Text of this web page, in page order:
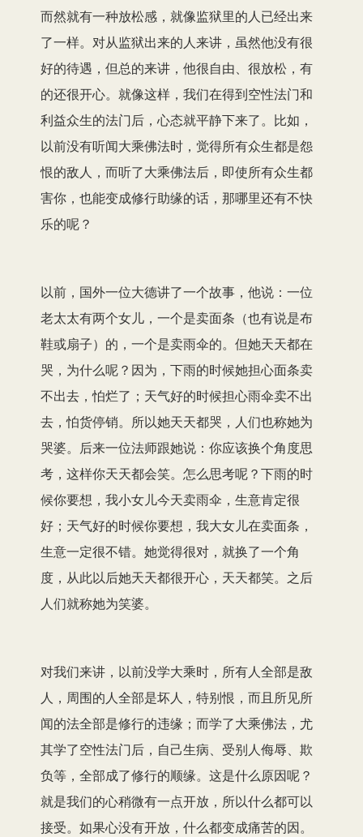
而然就有一种放松感，就像监狱里的人已经出来
了一样。对从监狱出来的人来讲，虽然他没有很
好的待遇，但总的来讲，他很自由、很放松，有
的还很开心。就像这样，我们在得到空性法门和
利益众生的法门后，心态就平静下来了。比如，
以前没有听闻大乘佛法时，觉得所有众生都是怨
恨的敌人，而听了大乘佛法后，即使所有众生都
害你，也能变成修行助缘的话，那哪里还有不快
乐的呢？
以前，国外一位大德讲了一个故事，他说：一位
老太太有两个女儿，一个是卖面条（也有说是布
鞋或扇子）的，一个是卖雨伞的。但她天天都在
哭，为什么呢？因为，下雨的时候她担心面条卖
不出去，怕烂了；天气好的时候担心雨伞卖不出
去，怕货停销。所以她天天都哭，人们也称她为
哭婆。后来一位法师跟她说：你应该换个角度思
考，这样你天天都会笑。怎么思考呢？下雨的时
候你要想，我小女儿今天卖雨伞，生意肯定很
好；天气好的时候你要想，我大女儿在卖面条，
生意一定很不错。她觉得很对，就换了一个角
度，从此以后她天天都很开心，天天都笑。之后
人们就称她为笑婆。
对我们来讲，以前没学大乘时，所有人全部是敌
人，周围的人全部是坏人，特别恨，而且所见所
闻的法全部是修行的违缘；而学了大乘佛法，尤
其学了空性法门后，自己生病、受别人侮辱、欺
负等，全部成了修行的顺缘。这是什么原因呢？
就是我们的心稍微有一点开放，所以什么都可以
接受。如果心没有开放，什么都变成痛苦的因。